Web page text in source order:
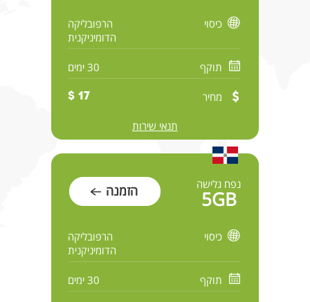
כיסוי
הרפובליקה
הדומיניקנית
תוקף 30 ימים
מחיר 17 $
תנאי שירות
נפח גלישה
5GB הזמנה
כיסוי
הרפובליקה
הדומיניקנית
תוקף 30 ימים